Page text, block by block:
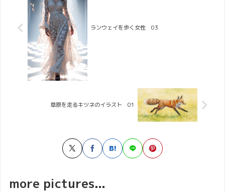
ランウェイを歩く女性 03
草原を走るキツネのイラスト 01
more pictures...